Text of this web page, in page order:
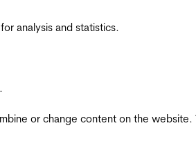
analysis and statistics.
or change content on the